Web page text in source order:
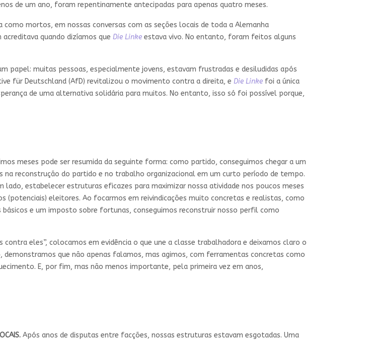
de um ano, foram repentinamente antecipadas para apenas quatro meses.
mortos, em nossas conversas com as seções locais de toda a Alemanha
acreditava quando dizíamos que Die Linke estava vivo. No entanto, foram feitos alguns
papel: muitas pessoas, especialmente jovens, estavam frustradas e desiludidas após
für Deutschland (AfD) revitalizou o movimento contra a direita, e Die Linke foi a única
de uma alternativa solidária para muitos. No entanto, isso só foi possível porque,
meses pode ser resumida da seguinte forma: como partido, conseguimos chegar a um
reconstrução do partido e no trabalho organizacional em um curto período de tempo.
estabelecer estruturas eficazes para maximizar nossa atividade nos poucos meses
(potenciais) eleitores. Ao focarmos em reivindicações muito concretas e realistas, como
e um imposto sobre fortunas, conseguimos reconstruir nosso perfil como
eles”, colocamos em evidência o que une a classe trabalhadora e deixamos claro o
demonstramos que não apenas falamos, mas agimos, com ferramentas concretas como
E, por fim, mas não menos importante, pela primeira vez em anos,
Após anos de disputas entre facções, nossas estruturas estavam esgotadas. Uma